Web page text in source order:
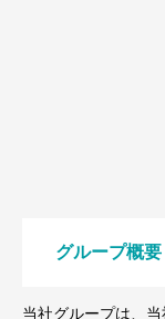
グループ概要
当社グループは、